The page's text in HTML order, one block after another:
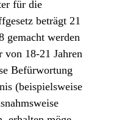
für die
beträgt 21
gemacht werden
von 18-21 Jahren
Befürwortung
(beispielsweise